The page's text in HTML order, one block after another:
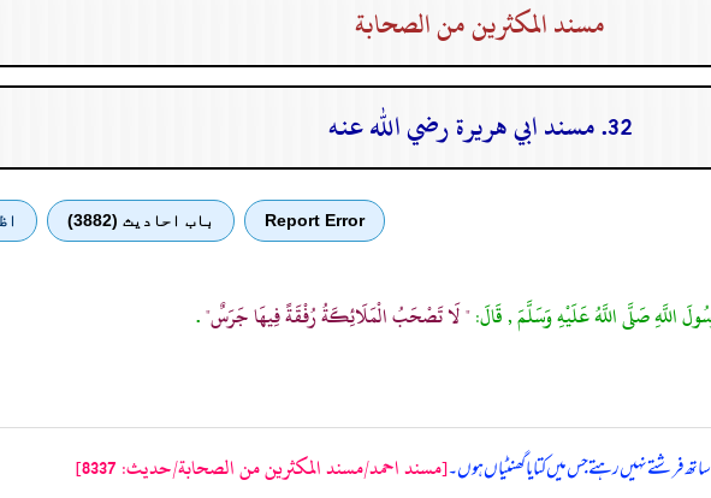
مسند المكثرين من الصحابة
32. مسند ابي هريرة رضي الله عنه
Report Error باب احادیث (3882)
اللَّهِ صَلَّى اللَّهُ عَلَيْهِ وَسَلَّمَ , قَالَ:" لَا تَصْحَبُ الْمَلَائِكَةُ رُفْقَةً فِيهَا جَرَسٌ".
فرشتے نہیں رہتے جس میں کتا یا گھنٹیاں ہوں۔[مسند احمد/مسند المكثرين من الصحابة/حدیث: 8337]